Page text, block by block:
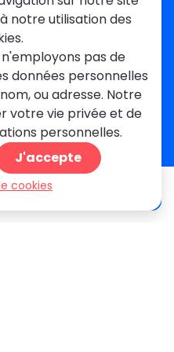
paris.com
Paris
notre utilisation des
pas de
données personnelles
ou adresse. Notre
votre vie privée et de
personnelles.
J'accepte
cookies